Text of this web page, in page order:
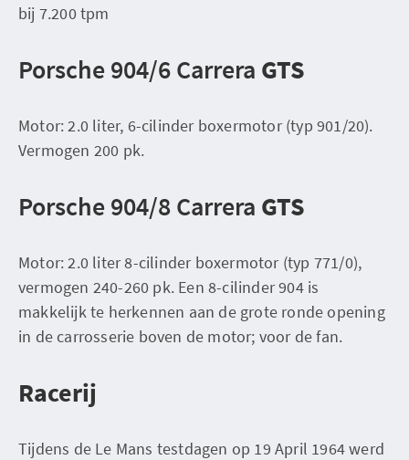
bij 7.200 tpm
Porsche 904/6 Carrera GTS
Motor: 2.0 liter, 6-cilinder boxermotor (typ 901/20).
Vermogen 200 pk.
Porsche 904/8 Carrera GTS
Motor: 2.0 liter 8-cilinder boxermotor (typ 771/0),
vermogen 240-260 pk. Een 8-cilinder 904 is
makkelijk te herkennen aan de grote ronde opening
in de carrosserie boven de motor; voor de fan.
Racerij
Tijdens de Le Mans testdagen op 19 April 1964 werd